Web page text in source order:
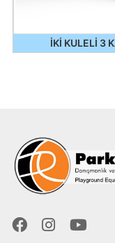
İKİ KULELİ 3